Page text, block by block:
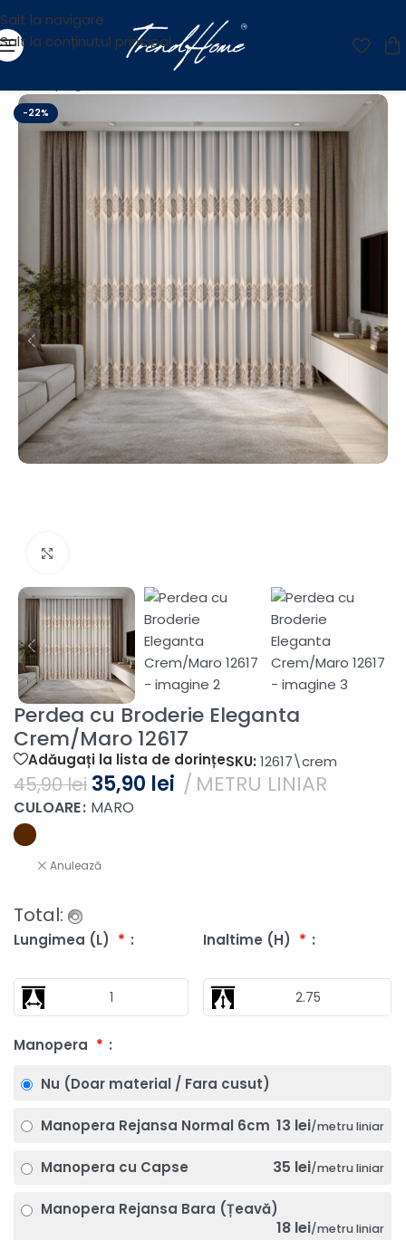
Salt la navigare
Salt la conținutul principal
-22%
Perdea cu Broderie Eleganta
Crem/Maro 12617
Adăugați la lista de dorințeSKU: 12617\crem
45,90lei 35,90 lei METRU LINIAR
CULOARE MARO
Anulează
Lungimea (L) * Inaltime (H) *
Manopera *
Nu (Doar material / Fara cusut)
Manopera Rejansa Normal 6cm 13 lei/metru liniar
Manopera cu Capse 35 lei/metru liniar
Manopera Rejansa Bara (Țeavă)
18 lei/metru liniar
Total: